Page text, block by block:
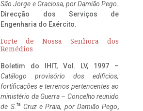
São Jorge e Graciosa, por Damião Pego.
Direcção dos Serviços de
Engenharia do Exército.
Forte de Nossa Senhora dos
Remédios
Boletim do IHIT, Vol. LV, 1997 –
Catálogo provisório dos edificios,
fortificações e terrenos pertencentes ao
ministério da Guerra – Concelho reunido
de S. ta Cruz e Praia, por Damião Pego,